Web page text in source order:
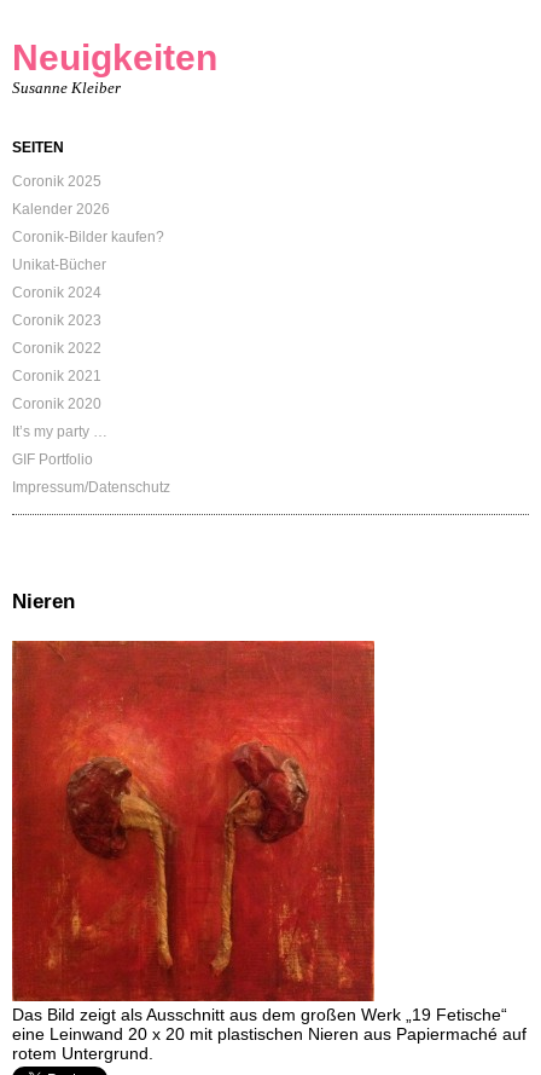
Neuigkeiten
Susanne Kleiber
SEITEN
Coronik 2025
Kalender 2026
Coronik-Bilder kaufen?
Unikat-Bücher
Coronik 2024
Coronik 2023
Coronik 2022
Coronik 2021
Coronik 2020
It’s my party …
GIF Portfolio
Impressum/Datenschutz
Nieren
Das Bild zeigt als Ausschnitt aus dem großen Werk „19 Fetische“
eine Leinwand 20 x 20 mit plastischen Nieren aus Papiermaché auf
rotem Untergrund.